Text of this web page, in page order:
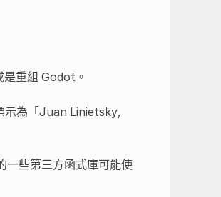
重組 Godot。
示為「Juan Linietsky,
一些第三方函式庫可能使